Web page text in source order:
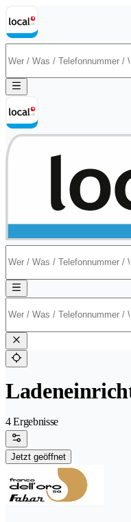
4 Ergebnisse
Jetzt geöffnet